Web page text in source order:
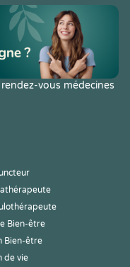
vous médecines
Bien-être
Bien-être
de vie